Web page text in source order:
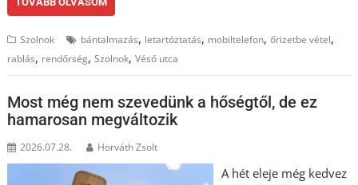
Szolnok bántalmazás, letartóztatás, mobiltelefon,őrizetbe vétel,
rablás, rendőrség,Szolnok,Véső utca
Most még nem szevedünk a hőségtől, de ez
hamarosan megváltozik
2026.07.28. Horváth Zsolt
A hét eleje még kedvez